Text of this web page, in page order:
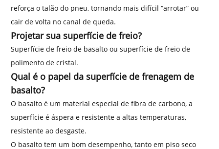
reforça o talão do pneu, tornando mais difícil “arrotar” ou
cair de volta no canal de queda.
Projetar sua superfície de freio?
Superfície de freio de basalto ou superfície de freio de
polimento de cristal.
Qual é o papel da superfície de frenagem de
basalto?
O basalto é um material especial de fibra de carbono, a
superfície é áspera e resistente a altas temperaturas,
resistente ao desgaste.
O basalto tem um bom desempenho, tanto em piso seco